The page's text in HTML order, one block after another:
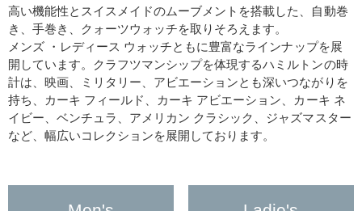
高い機能性とスイスメイドのムーブメントを搭載した、自動巻
き、手巻き、クォーツウォッチを取りそろえます。
メンズ ・レディース ウォッチともに豊富なラインナップを展
開しています。クラフツマンシップを体現するハミルトンの時
計は、映画、ミリタリー、アビエーションとも深いつながりを
持ち、カーキ フィールド、カーキ アビエーション、カーキ ネ
イビー、ベンチュラ、アメリカン クラシック、ジャズマスター
など、幅広いコレクションを展開しております。